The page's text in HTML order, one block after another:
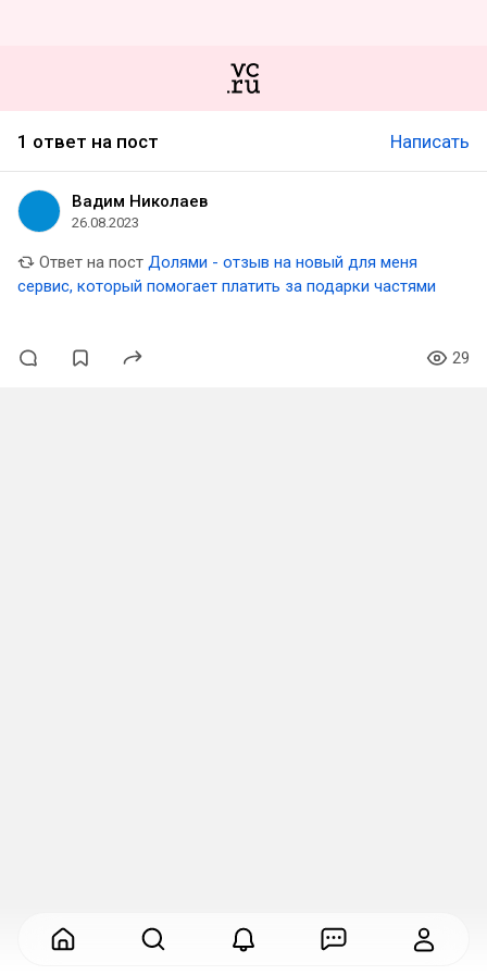
1 ответ на пост Написать
Вадим Николаев
26.08.2023
Ответ на пост Долями - отзыв на новый для меня
сервис, который помогает платить за подарки частями
29